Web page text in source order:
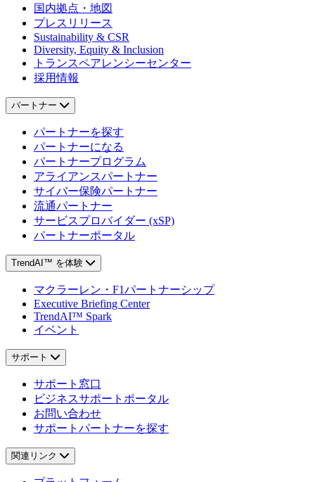
国内拠点・地図
プレスリリース
Sustainability & CSR
Diversity, Equity & Inclusion
トランスペアレンシーセンター
採用情報
パートナー
パートナーを探す
パートナーになる
パートナープログラム
アライアンスパートナー
サイバー保険パートナー
流通パートナー
サービスプロバイダー (xSP)
パートナーポータル
TrendAI™ を体験
マクラーレン・F1パートナーシップ
Executive Briefing Center
TrendAI™ Spark
イベント
サポート
サポート窓口
ビジネスサポートポータル
お問い合わせ
サポートパートナーを探す
関連リンク